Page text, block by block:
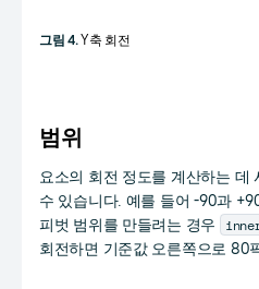
그림 4.Y축 회전
범위
요소의 회전 정도를 계산하는 데
수 있습니다. 예를 들어 -90과
피벗 범위를 만들려는 경우
회전하면 기준값 오른쪽으로 80